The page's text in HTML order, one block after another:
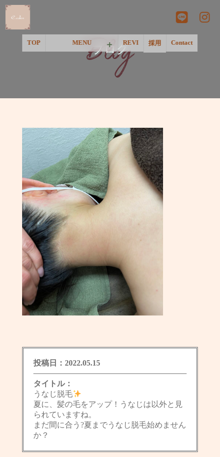
TOP MENU
＜一覧＞
＜脱毛＞
＜アートメイク&美肌点滴＞
＜Pink Tone＞
REVI 採用 Contact
Blog
ブログ
投稿日：2022.05.15
タイトル：
うなじ脱毛
夏に、髪の毛をアップ！うなじは以外と見
られていますね。
まだ間に合う?夏までうなじ脱毛始めません
か？